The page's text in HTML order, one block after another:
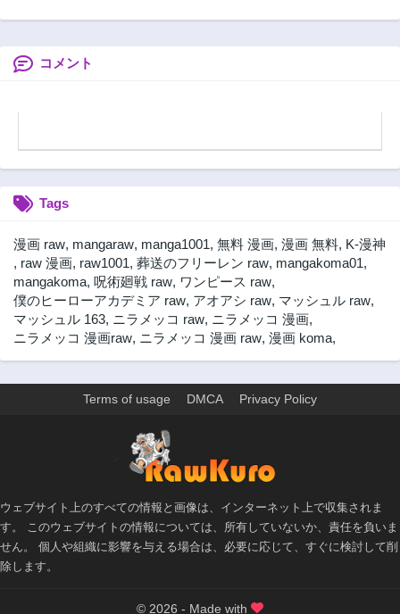
コメント
Tags
漫画 raw, mangaraw, manga1001, 無料 漫画, 漫画 無料, K-漫神
, raw 漫画, raw1001, 葬送のフリーレン raw, mangakoma01,
mangakoma, 呪術廻戦 raw, ワンピース raw,
僕のヒーローアカデミア raw, アオアシ raw, マッシュル raw,
マッシュル 163, ニラメッコ raw, ニラメッコ 漫画,
ニラメッコ 漫画raw, ニラメッコ 漫画 raw, 漫画 koma,
Terms of usage DMCA Privacy Policy
ウェブサイト上のすべての情報と画像は、インターネット上で収集されま
す。 このウェブサイトの情報については、所有していないか、責任を負いま
せん。 個人や組織に影響を与える場合は、必要に応じて、すぐに検討して削
除します。
© 2026 - Made with